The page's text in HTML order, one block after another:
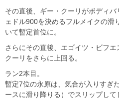
その直後、ギー・クーリがボディ
ェドル900を決めるフルメイクの滑
いて暫定首位に。
さらにその直後、エゴイツ・ビフ
クーリをさらに上回る。
ラン2本目。
暫定7位の永原は、気合が入りすぎ
ースに滑り降りる）でスリップし